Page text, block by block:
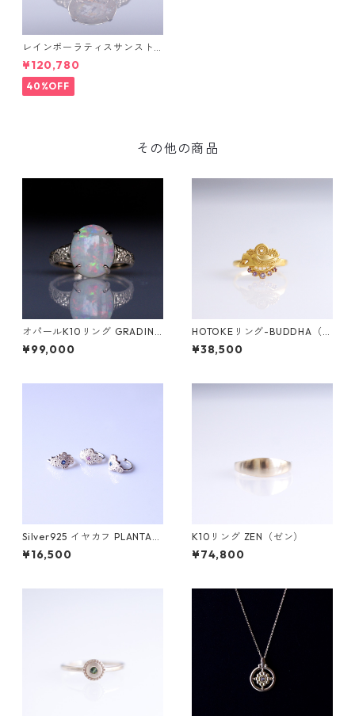
レインボーラティスサンスト
ーン＆ダイヤK10リング FATA
(ファタ）[F019]
¥120,780
40%OFF
その他の商品
オパールK10リング GRADINA
W(グラディナ）[GW001]
¥99,000
HOTOKEリング-BUDDHA（仏
陀）-
¥38,500
Silver925 イヤカフ PLANTA
（プランタ）
¥16,500
K10リング ZEN（ゼン）
¥74,800